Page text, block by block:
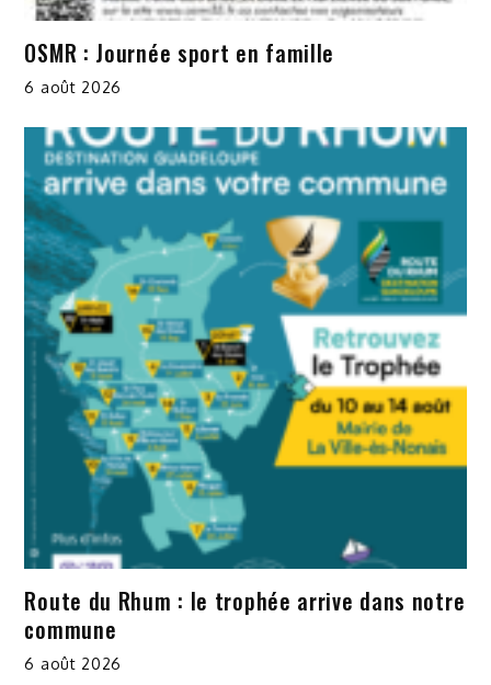
OSMR : Journée sport en famille
6 août 2026
Route du Rhum : le trophée arrive dans notre
commune
6 août 2026